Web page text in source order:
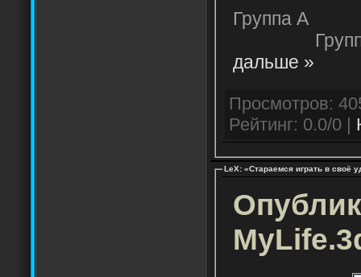
Группа
дальше »
Рейтинг: 0.0/0 |
LeX: «Стараемся играть в своё